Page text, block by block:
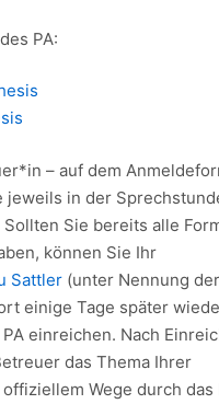
PA:
– auf dem
in der
Sie bereits alle
können Sie Ihr
Sattler (unter Nennung
einige Tage später
einreichen. Nach
das Thema Ihrer
Wege durch das